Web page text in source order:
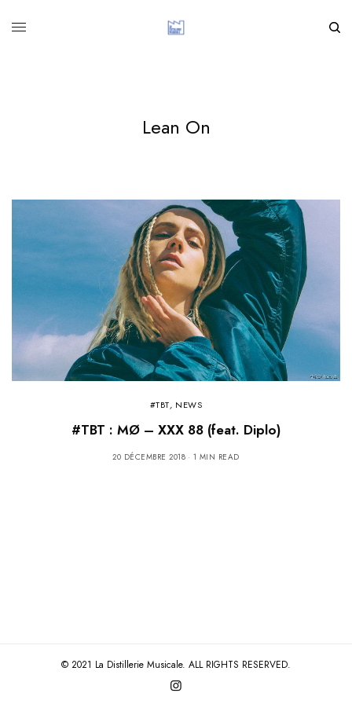
Lean On
#TBT, NEWS
#TBT : MØ – XXX 88 (feat. Diplo)
20 DÉCEMBRE 2018 1 MIN READ
© 2021 La Distillerie Musicale. ALL RIGHTS RESERVED.